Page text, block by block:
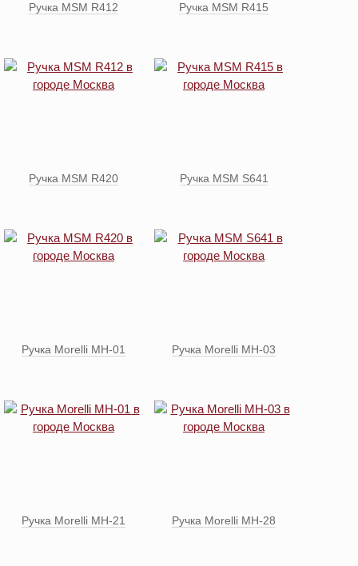
Ручка MSM R412 Ручка MSM R415
Ручка MSM R420 Ручка MSM S641
Ручка Morelli MH-01 Ручка Morelli MH-03
Ручка Morelli MH-21 Ручка Morelli MH-28